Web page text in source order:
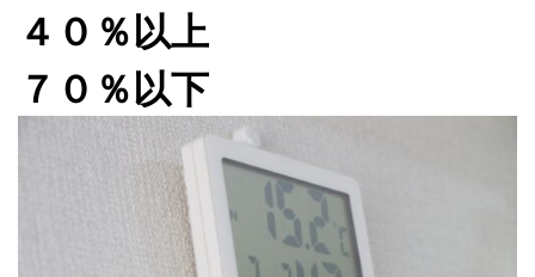
４０％以上
７０％以下